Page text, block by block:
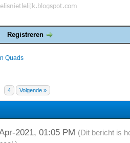
Registreren
Quads
4 Volgende »
2021, 01:05 PM (Dit bericht is